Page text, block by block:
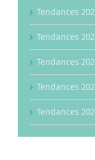
Tendances
Tendances
Tendances
Tendances
Tendances